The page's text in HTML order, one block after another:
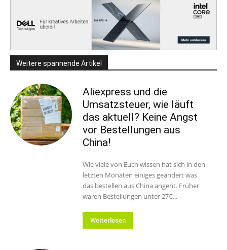
Weitere spannende Artikel
Aliexpress und die
Umsatzsteuer, wie läuft
das aktuell? Keine Angst
vor Bestellungen aus
China!
Wie viele von Euch wissen hat sich in den
letzten Monaten einiges geändert was
das bestellen aus China angeht. Früher
waren Bestellungen unter 27€...
Weiterlesen